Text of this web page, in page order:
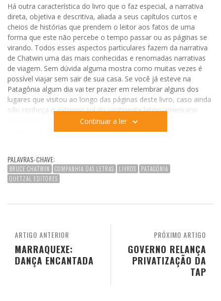
Há outra característica do livro que o faz especial, a narrativa
direta, objetiva e descritiva, aliada a seus capítulos curtos e
cheios de histórias que prendem o leitor aos fatos de uma
forma que este não percebe o tempo passar ou as páginas se
virando. Todos esses aspectos particulares fazem da narrativa
de Chatwin uma das mais conhecidas e renomadas narrativas
de viagem. Sem dúvida alguma mostra como muitas vezes é
possível viajar sem sair de sua casa. Se você já esteve na
Patagônia algum dia vai ter prazer em relembrar alguns dos
lugares que visitou ao longo das páginas deste livro, caso ainda
não conheça o extremo sul do continente latino-americano
estas linhas farão com que você comece a planejar
imediatamente sua viagem.
NA PATAGÓNIA
(edição portuguesa)
Edição:
Maio 2008
Páginas:
400
9789725647721
Continuar a ler
PALAVRAS-CHAVE:
BRUCE CHATWIN COMPANHIA DAS LETRAS LIVROS
PATAGÓNIA
QUETZAL EDITORES
PRÓXIMO ARTIGO
GOVERNO RELANÇA
PRIVATIZAÇÃO DA
TAP
ARTIGO ANTERIOR
MARRAQUEXE:
DANÇA ENCANTADA